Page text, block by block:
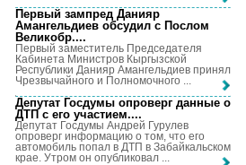
Первый зампред Данияр
Амангельдиев обсудил с Послом
Великобр....
Первый заместитель Председателя
Кабинета Министров Кыргызской
Республики Данияр Амангельдиев принял
Чрезвычайного и Полномочного ...
Депутат Госдумы опроверг данные о
ДТП с его участием....
Депутат Госдумы Андрей Гурулев
опроверг информацию о том, что его
автомобиль попал в ДТП в Забайкальском
крае. Утром он опубликовал ...